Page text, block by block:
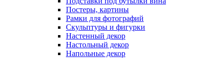
Постеры, картины
Рамки для фотографий
Скульптуры и фигурки
Настенный декор
Настольный декор
Напольные декор